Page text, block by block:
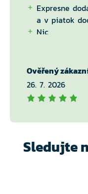
Expresne
a v piatok
Nic
Ověřený
26. 7. 2026
Sledujte